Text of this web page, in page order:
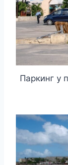
Паркинг у